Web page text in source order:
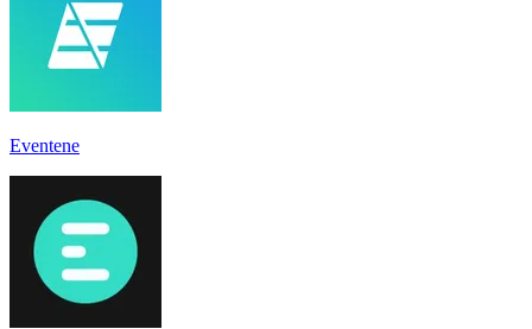
Eventene